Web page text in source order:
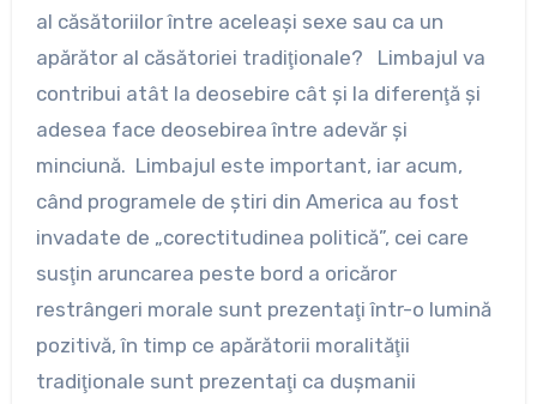
al căsătoriilor între aceleaşi sexe sau ca un
apărător al căsătoriei tradiţionale? Limbajul va
contribui atât la deosebire cât şi la diferenţă şi
adesea face deosebirea între adevăr şi
minciună. Limbajul este important, iar acum,
când programele de ştiri din America au fost
invadate de „corectitudinea politică”, cei care
susţin aruncarea peste bord a oricăror
restrângeri morale sunt prezentaţi într-o lumină
pozitivă, în timp ce apărătorii moralităţii
tradiţionale sunt prezentaţi ca duşmanii